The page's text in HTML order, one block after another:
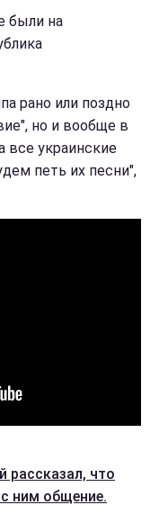
были на
рано или поздно
но и вообще в
все украинские
петь их песни",
рассказал, что
с ним общение.